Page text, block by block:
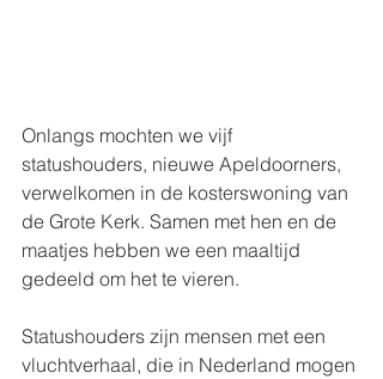
Onlangs mochten we vijf
statushouders, nieuwe Apeldoorners,
verwelkomen in de kosterswoning van
de Grote Kerk. Samen met hen en de
maatjes hebben we een maaltijd
gedeeld om het te vieren.
Statushouders zijn mensen met een
vluchtverhaal, die in Nederland mogen